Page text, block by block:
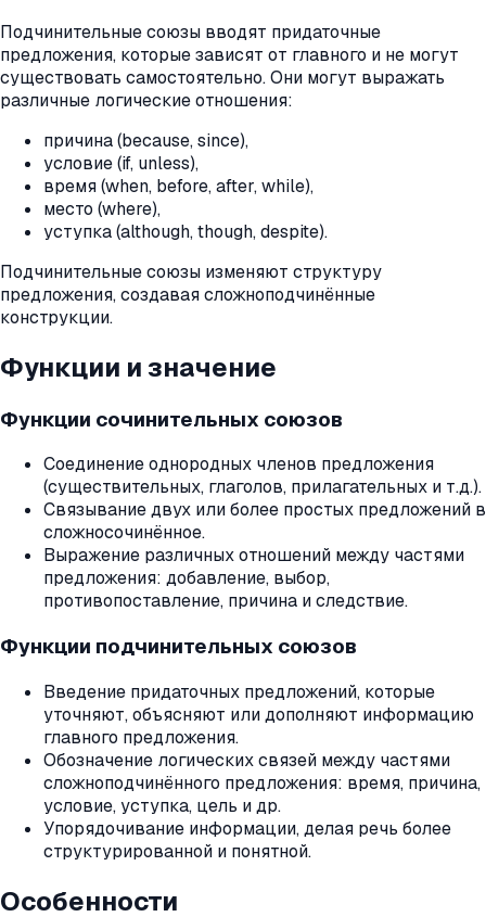
Подчинительные союзы вводят придаточные
предложения, которые зависят от главного и не могут
существовать самостоятельно. Они могут выражать
различные логические отношения:
причина (because, since),
условие (if, unless),
время (when, before, after, while),
место (where),
уступка (although, though, despite).
Подчинительные союзы изменяют структуру
предложения, создавая сложноподчинённые
конструкции.
Функции и значение
Функции сочинительных союзов
Соединение однородных членов предложения
(существительных, глаголов, прилагательных и т.д.).
Связывание двух или более простых предложений в
сложносочинённое.
Выражение различных отношений между частями
предложения: добавление, выбор,
противопоставление, причина и следствие.
Функции подчинительных союзов
Введение придаточных предложений, которые
уточняют, объясняют или дополняют информацию
главного предложения.
Обозначение логических связей между частями
сложноподчинённого предложения: время, причина,
условие, уступка, цель и др.
Упорядочивание информации, делая речь более
структурированной и понятной.
Особенности